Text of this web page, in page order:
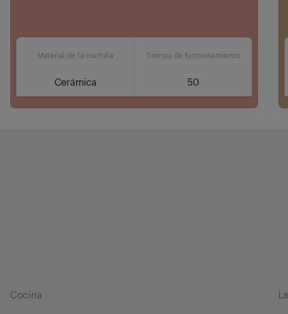
Material de la cuchilla
Cerámica
Tiempo de funcionamiento
50
Cocina